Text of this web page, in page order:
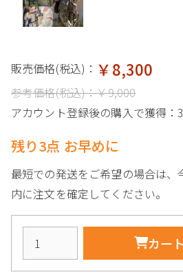
販売価格(税込)： ￥8,300
参考価格(税込)：￥9,000
アカウント登録後の購入で獲得：
残り3点 お早めに
最短での発送をご希望の場合は、
内に注文を確定してください。
カー